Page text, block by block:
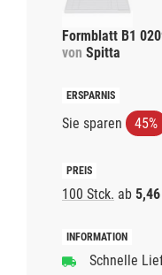
Formblatt B1
von Spitta
Sie sparen 45%
100 Stck. ab
Schnelle